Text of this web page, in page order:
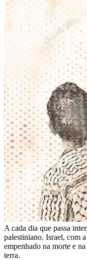
A cada dia que passa
palestiniano. Israel, com
empenhado na morte e
terra.